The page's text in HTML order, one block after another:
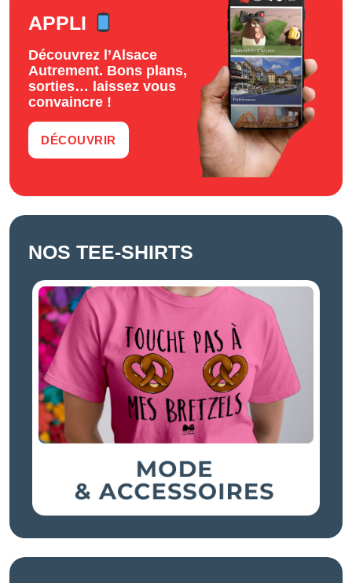
APPLI
Découvrez l’Alsace
Autrement. Bons plans,
sorties… laissez vous
convaincre !
DÉCOUVRIR
NOS TEE-SHIRTS